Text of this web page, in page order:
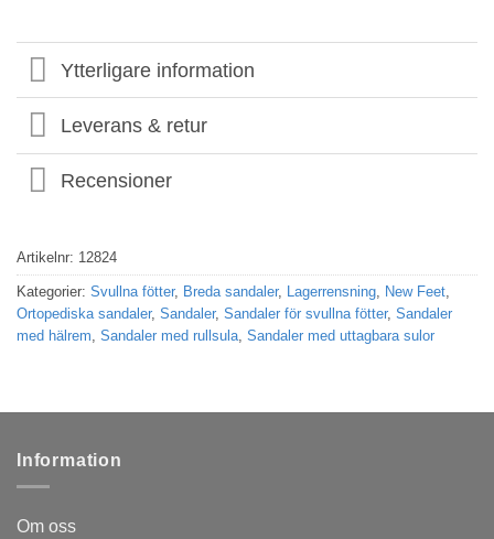
Ytterligare information
Leverans & retur
Recensioner
Artikelnr: 12824
Kategorier: Svullna fötter, Breda sandaler, Lagerrensning New Feet
Ortopediska sandaler, Sandaler, Sandaler för svullna fötter, Sandaler
med hälrem Sandaler med rullsula Sandaler med uttagbara sulor
Information
Om oss